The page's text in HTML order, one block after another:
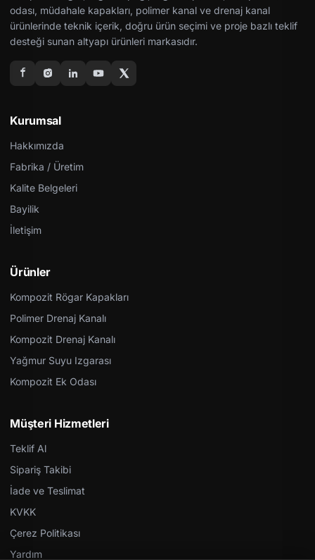
odası, müdahale kapakları, polimer kanal ve drenaj kanal
ürünlerinde teknik içerik, doğru ürün seçimi ve proje bazlı teklif
desteği sunan altyapı ürünleri markasıdır.
Kurumsal
Hakkımızda
Fabrika / Üretim
Kalite Belgeleri
Bayilik
İletişim
Ürünler
Kompozit Rögar Kapakları
Polimer Drenaj Kanalı
Kompozit Drenaj Kanalı
Yağmur Suyu Izgarası
Kompozit Ek Odası
Müşteri Hizmetleri
Teklif Al
Sipariş Takibi
İade ve Teslimat
KVKK
Çerez Politikası
Yardım